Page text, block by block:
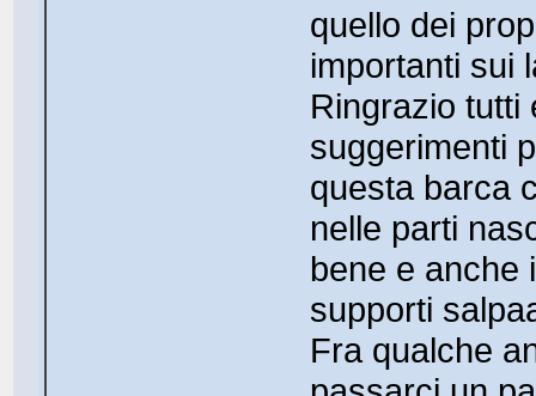
quello dei
importanti sui
Ringrazio tutti
suggerimenti
questa barca
nelle parti
bene e anche
supporti
Fra qualche